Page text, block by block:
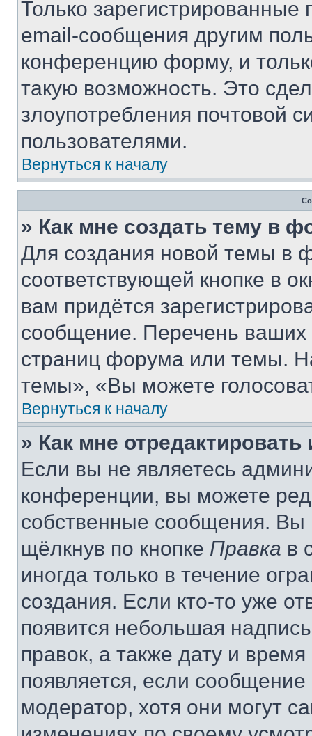
Только зарегистрированные
email-сообщения другим
конференцию форму, и
такую возможность. Это
злоупотребления почтовой
пользователями.
Вернуться к началу
» Как мне создать тему в
Для создания новой темы в
соответствующей кнопке в
вам придётся
сообщение. Перечень ваших
страниц форума или темы.
темы», «Вы можете
Вернуться к началу
» Как мне
Если вы не являетесь
конференции, вы можете
собственные сообщения. Вы
щёлкнув по кнопке Правка в
иногда только в течение
создания. Если кто-то уже
появится небольшая
правок, а также дату и
появляется, если
модератор, хотя они могут